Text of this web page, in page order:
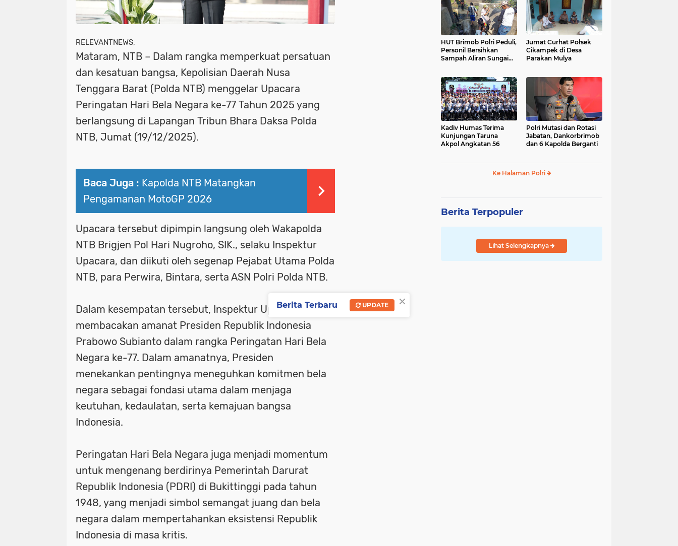
RELEVANTNEWS,
Mataram, NTB – Dalam rangka memperkuat persatuan
dan kesatuan bangsa, Kepolisian Daerah Nusa
Tenggara Barat (Polda NTB) menggelar Upacara
Peringatan Hari Bela Negara ke-77 Tahun 2025 yang
berlangsung di Lapangan Tribun Bhara Daksa Polda
NTB, Jumat (19/12/2025).
Baca Juga : Kapolda NTB Matangkan
Pengamanan MotoGP 2026
Upacara tersebut dipimpin langsung oleh Wakapolda
NTB Brigjen Pol Hari Nugroho, SIK., selaku Inspektur
Upacara, dan diikuti oleh segenap Pejabat Utama Polda
NTB, para Perwira, Bintara, serta ASN Polri Polda NTB.
Dalam kesempatan tersebut, Inspektur Upacara
membacakan amanat Presiden Republik Indonesia
Prabowo Subianto dalam rangka Peringatan Hari Bela
Negara ke-77. Dalam amanatnya, Presiden
menekankan pentingnya meneguhkan komitmen bela
negara sebagai fondasi utama dalam menjaga
keutuhan, kedaulatan, serta kemajuan bangsa
Indonesia.
Peringatan Hari Bela Negara juga menjadi momentum
untuk mengenang berdirinya Pemerintah Darurat
Republik Indonesia (PDRI) di Bukittinggi pada tahun
1948, yang menjadi simbol semangat juang dan bela
negara dalam mempertahankan eksistensi Republik
Indonesia di masa kritis.
HUT Brimob Polri Peduli,
Personil Bersihkan
Sampah Aliran Sungai
Jumat Curhat Połsek
Cikampek di Desa
Parakan Mulya
Kadiv Humas Terima
Kunjungan Taruna
Akpol Angkatan 56
Polri Mutasi dan Rotasi
Jabatan, Dankorbrimob
dan 6 Kapolda Berganti
Ke Halaman Polri
Berita Terpopuler
Lihat Selengkapnya
×
Berita Terbaru UPDATE